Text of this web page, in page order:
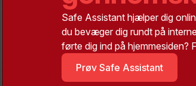
Safe Assistant hjælper dig
du bevæger dig rundt på
førte dig ind på hjemmesiden?
Prøv Safe Assistant